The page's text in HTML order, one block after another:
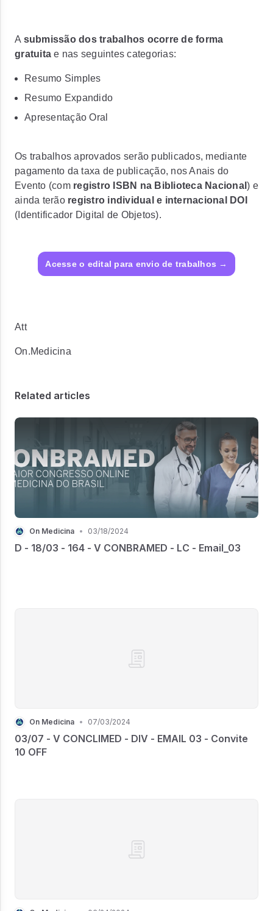
A submissão dos trabalhos ocorre de forma
gratuita e nas seguintes categorias:
Resumo Simples
Resumo Expandido
Apresentação Oral
Os trabalhos aprovados serão publicados, mediante
pagamento da taxa de publicação, nos Anais do
Evento (com registro ISBN na Biblioteca Nacional ) e
ainda terão registro individual e internacional DOI
(Identificador Digital de Objetos).
Acesse o edital para envio de trabalhos →
Att
On.Medicina
Related articles
On Medicina • 03/18/2024
D - 18/03 - 164 - V CONBRAMED - LC - Email_03
On Medicina • 07/03/2024
03/07 - V CONCLIMED - DIV - EMAIL 03 - Convite
10 OFF